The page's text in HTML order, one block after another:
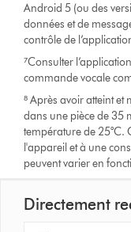
Android 5 (ou des
données et de
contrôle de
⁷Consulter
commande vocale
⁸ Après avoir atteint et
dans une pièce de 35
température de 25°C.
l'appareil et à une
peuvent varier en
Directement